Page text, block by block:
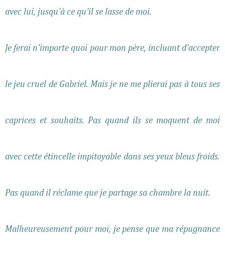
avec lui, jusqu'à ce qu'il se lasse de moi.
Je ferai n'importe quoi pour mon père, incluant d'accepter
le jeu cruel de Gabriel. Mais je ne me plierai pas à tous ses
caprices et souhaits. Pas quand ils se moquent de moi
avec cette étincelle impitoyable dans ses yeux bleus froids.
Pas quand il réclame que je partage sa chambre la nuit.
Malheureusement pour moi, je pense que ma répugnance